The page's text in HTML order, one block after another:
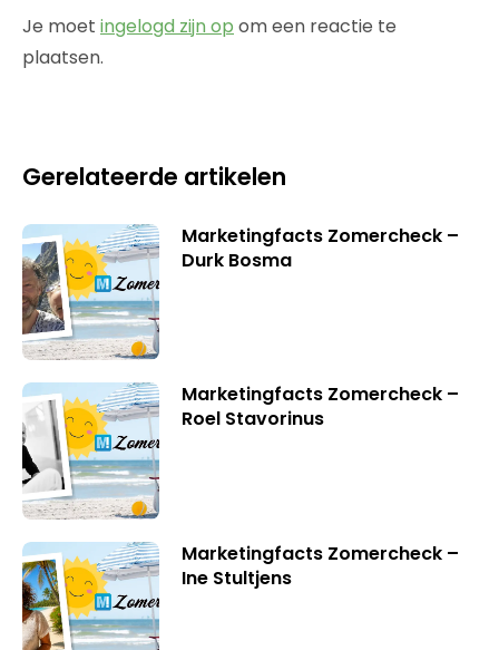
Je moet ingelogd zijn op om een reactie te
plaatsen.
Gerelateerde artikelen
Marketingfacts Zomercheck –
Durk Bosma
Marketingfacts Zomercheck –
Roel Stavorinus
Marketingfacts Zomercheck –
Ine Stultjens